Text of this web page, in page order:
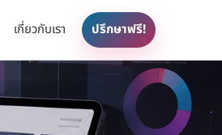
เกี่ยวกับเรา ปรึกษาฟรี!